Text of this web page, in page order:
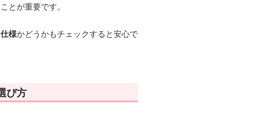
とが重要です。
様かどうかもチェックすると安心で
び方